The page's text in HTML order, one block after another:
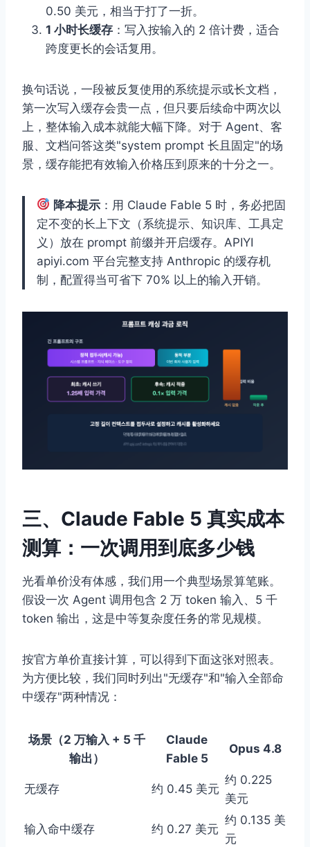
0.50 美元，相当于打了一折。
1 小时长缓存 ：写入按输入的 2 倍计费，适合
跨度更长的会话复用。
换句话说，一段被反复使用的系统提示或长文档，
第一次写入缓存会贵一点，但只要后续命中两次以
上，整体输入成本就能大幅下降。对于 Agent、客
服、文档问答这类"system prompt 长且固定"的场
景，缓存能把有效输入价格压到原来的十分之一。
降本提示 ：用 Claude Fable 5 时，务必把固
定不变的长上下文（系统提示、知识库、工具定
义）放在 prompt 前缀并开启缓存。APIYI
apiyi.com 平台完整支持 Anthropic 的缓存机
制，配置得当可省下 70% 以上的输入开销。
三、Claude Fable 5 真实成本
测算：一次调用到底多少钱
光看单价没有体感，我们用一个典型场景算笔账。
假设一次 Agent 调用包含 2 万 token 输入、5 千
token 输出，这是中等复杂度任务的常见规模。
按官方单价直接计算，可以得到下面这张对照表。
为方便比较，我们同时列出"无缓存"和"输入全部命
中缓存"两种情况：
场景（2 万输入 + 5 千
输出）
Claude
Fable 5
Opus 4.8
无缓存 约 0.45 美元
约 0.225
美元
输入命中缓存 约 0.27 美元
约 0.135 美
元